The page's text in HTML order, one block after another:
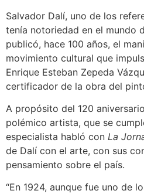
Salvador Dalí, uno de los
tenía notoriedad en el mundo
publicó, hace 100 años, el
movimiento cultural que
Enrique Esteban Zepeda
certificador de la obra del
A propósito del 120
polémico artista, que se
especialista habló con La
de Dalí con el arte, con sus
pensamiento sobre el país.
En 1924, aunque fue uno de